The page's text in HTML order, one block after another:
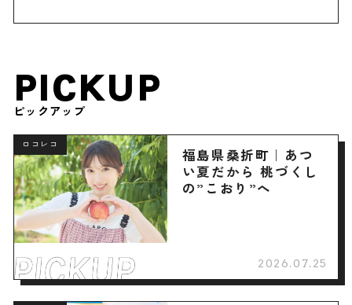
PICKUP
ピックアップ
ロコレコ
福島県桑折町｜あつ
い夏だから 桃づくし
の”こおり”へ
2026.07.25